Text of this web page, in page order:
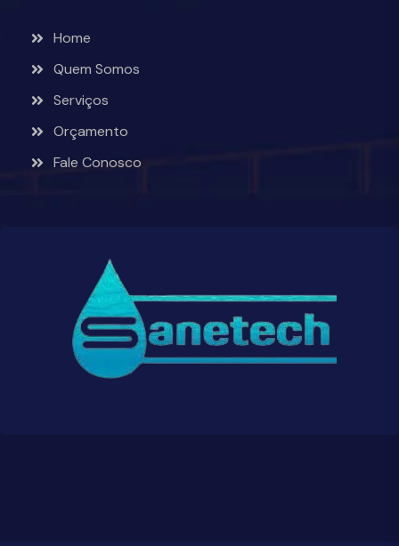
Home
Quem Somos
Serviços
Orçamento
Fale Conosco